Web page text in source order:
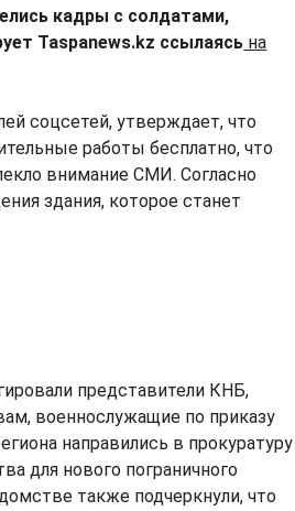
кадры с солдатами,
Taspanews.kz ссылаясь на
соцсетей, утверждает, что
работы бесплатно, что
внимание СМИ. Согласно
здания, которое станет
представители КНБ,
военнослужащие по приказу
направились в прокуратуру
для нового пограничного
также подчеркнули, что